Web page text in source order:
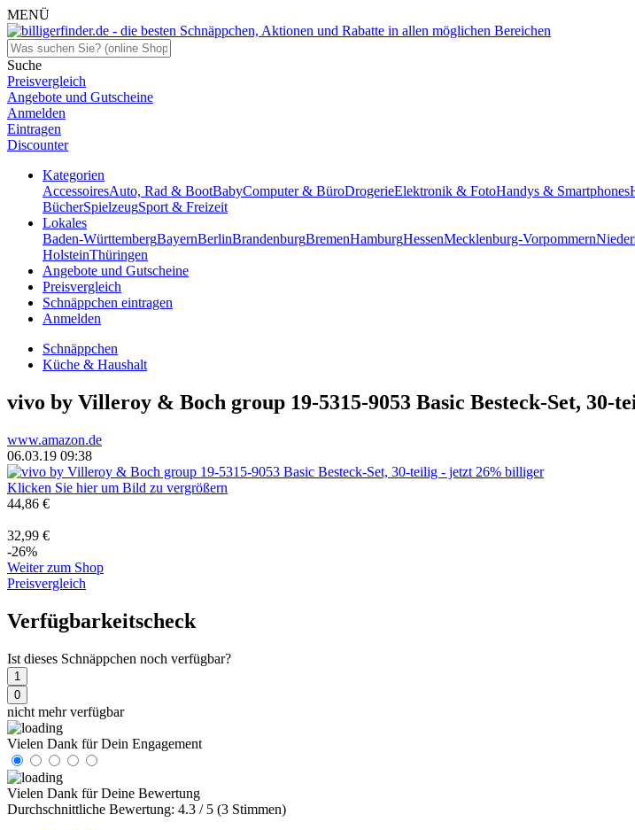
MENÜ
Suche
Preisvergleich
Angebote und Gutscheine
Anmelden
Eintragen
Discounter
Kategorien
AccessoiresAuto, Rad & BootBabyComputer & BüroDrogerieElektronik & FotoHandys & Smartphones
BücherSpielzeugSport & Freizeit
Lokales
Baden-WürttembergBayernBerlinBrandenburgBremenHamburgHessenMecklenburg-Vorpommern
HolsteinThüringen
Angebote und Gutscheine
Preisvergleich
Schnäppchen eintragen
Anmelden
Schnäppchen
Küche & Haushalt
vivo by Villeroy & Boch group 19-5315-9053 Basic Besteck-Set, 30-
www.amazon.de
06.03.19 09:38
Klicken Sie hier um Bild zu vergrößern
44,86 €
32,99 €
-26%
Weiter zum Shop
Preisvergleich
Verfügbarkeitscheck
Ist dieses Schnäppchen noch verfügbar?
1
0
nicht mehr verfügbar
Vielen Dank für Dein Engagement
Vielen Dank für Deine Bewertung
Durchschnittliche Bewertung: 4.3 / 5 (3 Stimmen)